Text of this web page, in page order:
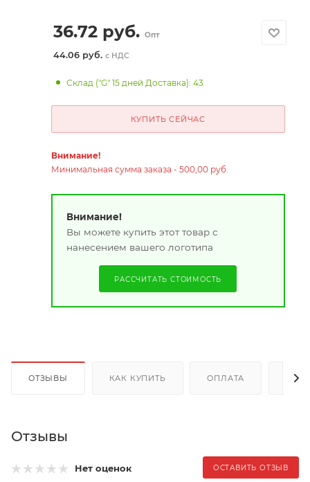
36.72руб. Опт
44.06 руб. с НДС
Склад ("G" 15 дней Доставка): 43
КУПИТЬ СЕЙЧАС
Внимание!
Минимальная сумма заказа - 500,00 руб.
Внимание!
Вы можете купить этот товар с
нанесением вашего логотипа
РАССЧИТАТЬ СТОИМОСТЬ
ОТЗЫВЫ КАК КУПИТЬ ОПЛАТА
Отзывы
Нет оценок ОСТАВИТЬ ОТЗЫВ